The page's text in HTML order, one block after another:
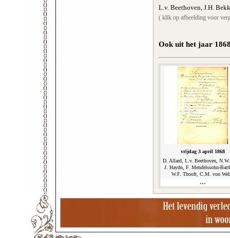
L.v. Beethoven, J.H.
( klik op afbeelding voor
Ook uit het jaar
vrijdag 3 april 1868
D. Allard, L.v. Beethoven, N.W.
J. Haydn, F. Mendelssohn-
W.F. Thooft, C.M. von